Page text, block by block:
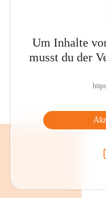
Um Inhalte
musst du der